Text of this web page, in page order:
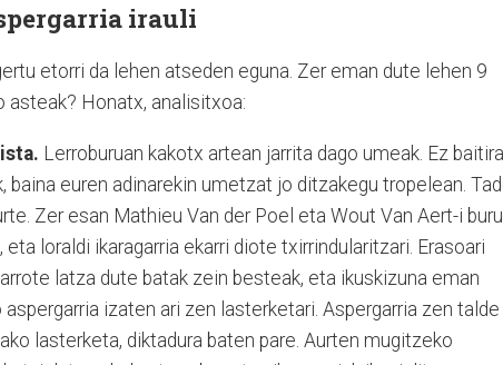
irauli
etorri da lehen atseden eguna. Zer eman dute lehen 9
asteak? Honatx, analisitxoa:
Lerroburuan kakotx artean jarrita dago umeak. Ez baitira
baina euren adinarekin umetzat jo ditzakegu tropelean.
Zer esan Mathieu Van der Poel eta Wout Van Aert-i
loraldi ikaragarria ekarri diote txirrindularitzari. Erasoari
latza dute batak zein besteak, eta ikuskizuna eman
izaten ari zen lasterketari. Aspergarria zen talde
lasterketa, diktadura baten pare. Aurten mugitzeko